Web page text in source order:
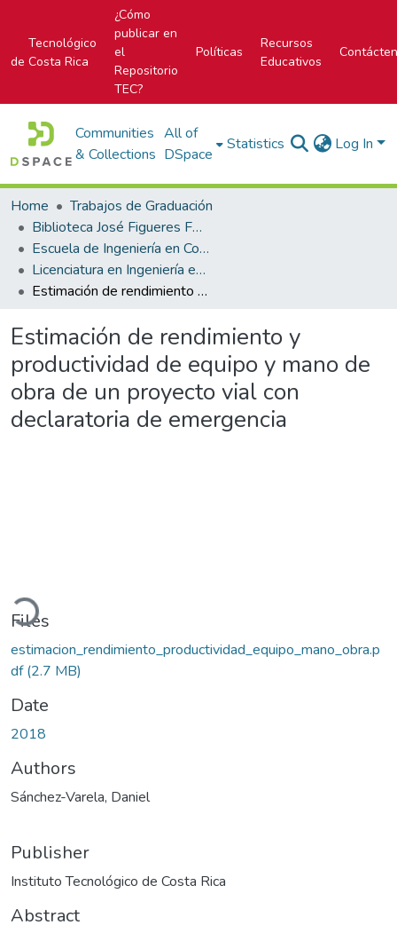
Tecnológico
de Costa Rica
¿Cómo
publicar en
el
Repositorio
TEC?
Políticas
Recursos
Educativos
Communities
& Collections
All of
DSpace
Statistics Log In
Home
Trabajos de Graduación
Biblioteca José Figueres Ferrer
Escuela de Ingeniería en Construcción
Licenciatura en Ingeniería en Construcción
Estimación de rendimiento y productividad de equipo y mano de obra de un proyecto vial con declaratoria de emergencia
Estimación de rendimiento y
productividad de equipo y mano de
obra de un proyecto vial con
declaratoria de emergencia
Files
estimacion_rendimiento_productividad_equipo_mano_obra.p
df(2.7 MB)
Date
2018
Authors
Sánchez-Varela, Daniel
Publisher
Instituto Tecnológico de Costa Rica
Abstract